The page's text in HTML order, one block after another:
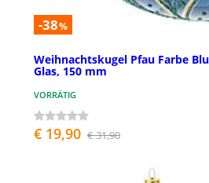
-38%
Weihnachtskugel Pfau Farbe
Glas, 150 mm
VORRÄTIG
€ 19,90 € 31,90